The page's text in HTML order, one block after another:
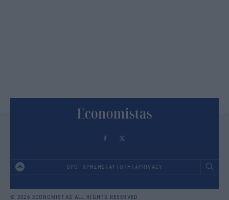
© 2026 ECONOMISTAS ALL RIGHTS RESERVED
ΟΡΟΙ ΧΡΗΣΗΣΤΑΥΤΟΤΗΤΑPRIVACY